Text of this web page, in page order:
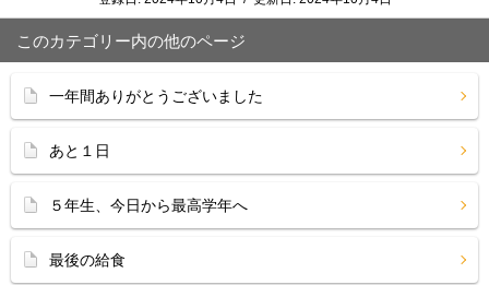
このカテゴリー内の他のページ
一年間ありがとうございました
あと１日
５年生、今日から最高学年へ
最後の給食